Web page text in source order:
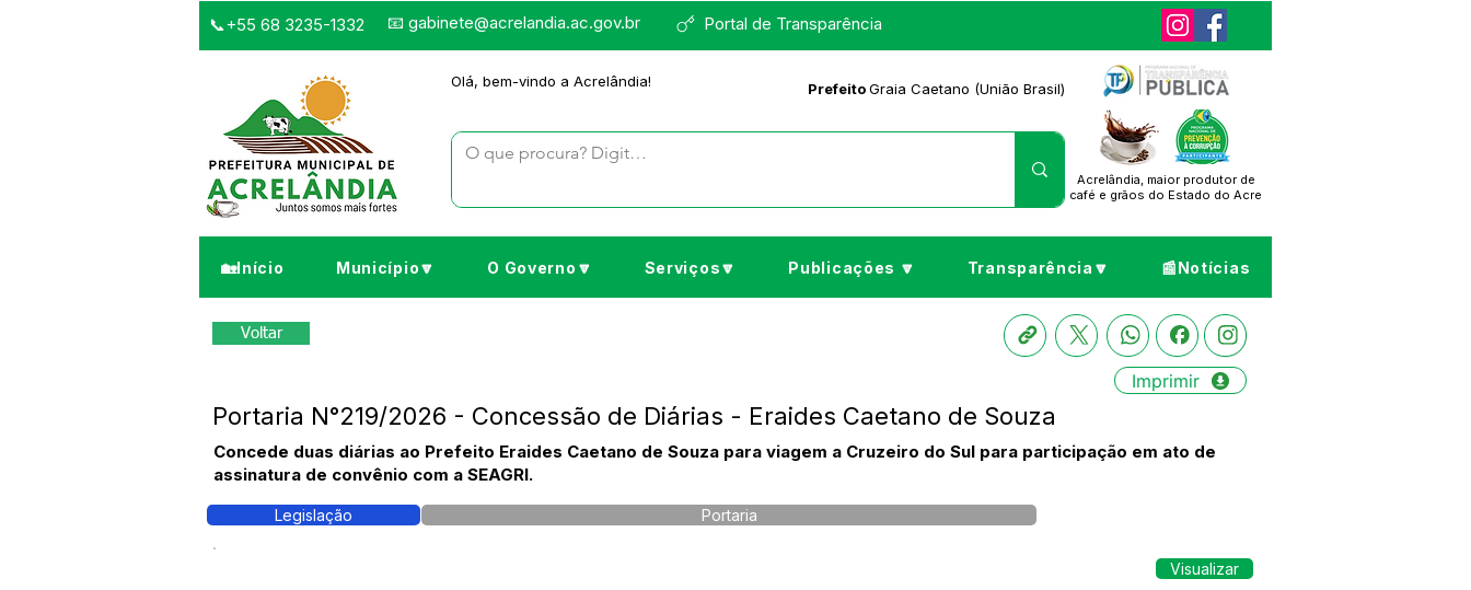
Portal de Transparência
📞+55 68 3235-1332 📧 gabinete@acrelandia.ac.gov.br
Olá, bem-vindo a Acrelândia! PrefeitoGraia Caetano (União Brasil)
Acrelândia, maior produtor de
café e grãos do Estado do Acre
🏡Início Município🔽 O Governo🔽 Serviços🔽 Publicações 🔽 Transparência🔽 📰Notícias
Voltar
Imprimir
Portaria N°219/2026 - Concessão de Diárias - Eraides Caetano de Souza
Concede duas diárias ao Prefeito Eraides Caetano de Souza para viagem a Cruzeiro do Sul para participação em ato de
assinatura de convênio com a SEAGRI.
Legislação Portaria
Visualizar